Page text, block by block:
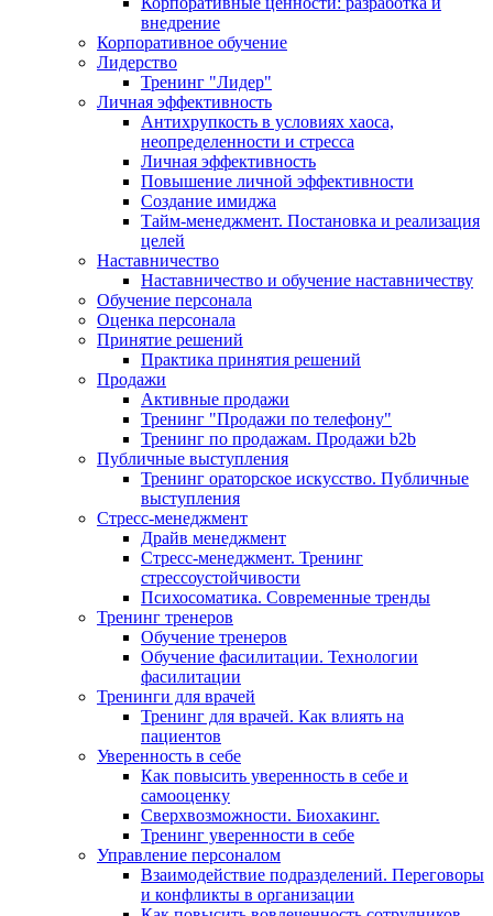
внедрение
Корпоративное обучение
Лидерство
Тренинг "Лидер"
Личная эффективность
Антихрупкость в условиях хаоса,
неопределенности и стресса
Личная эффективность
Повышение личной эффективности
Создание имиджа
Тайм-менеджмент. Постановка и реализация
целей
Наставничество
Наставничество и обучение наставничеству
Обучение персонала
Оценка персонала
Принятие решений
Практика принятия решений
Продажи
Активные продажи
Тренинг "Продажи по телефону"
Тренинг по продажам. Продажи b2b
Публичные выступления
Тренинг ораторское искусство. Публичные
выступления
Стресс-менеджмент
Драйв менеджмент
Стресс-менеджмент. Тренинг
стрессоустойчивости
Психосоматика. Современные тренды
Тренинг тренеров
Обучение тренеров
Обучение фасилитации. Технологии
фасилитации
Тренинги для врачей
Тренинг для врачей. Как влиять на
пациентов
Уверенность в себе
Как повысить уверенность в себе и
самооценку
Сверхвозможности. Биохакинг.
Тренинг уверенности в себе
Управление персоналом
Взаимодействие подразделений. Переговоры
и конфликты в организации